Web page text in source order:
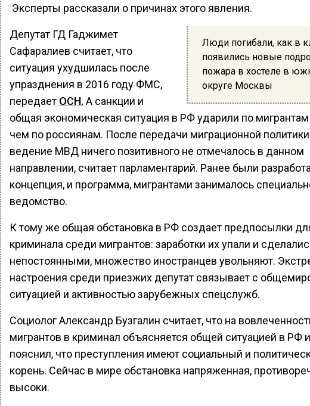
Эксперты рассказали о причинах этого явления.
Люди погибали, как в
появились новые
пожара в хостеле в
округе Москвы
Депутат ГД Гаджимет
Сафаралиев считает, что
ситуация ухудшилась после
упразднения в 2016 году ФМС,
передает ОСН. А санкции и
общая экономическая ситуация в РФ ударили по
чем по россиянам. После передачи миграционной
ведение МВД ничего позитивного не отмечалось в данном
направлении, считает парламентарий. Ранее были
концепция, и программа, мигрантами занималось
ведомство.
К тому же общая обстановка в РФ создает предпосылки
криминала среди мигрантов: заработки их упали и
непостоянными, множество иностранцев увольняют.
настроения среди приезжих депутат связывает с
ситуацией и активностью зарубежных спецслужб.
Социолог Александр Бузгалин считает, что на
мигрантов в криминал объясняется общей ситуацией в РФ
пояснил, что преступления имеют социальный и
корень. Сейчас в мире обстановка напряженная,
высоки.